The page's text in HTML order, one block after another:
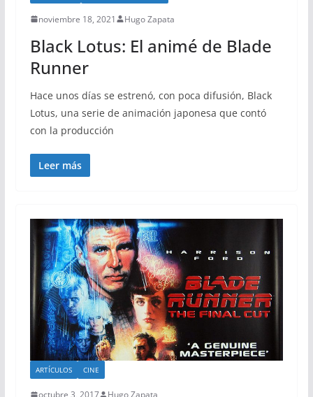
noviembre 18, 2021 Hugo Zapata
Black Lotus: El animé de Blade
Runner
Hace unos días se estrenó, con poca difusión, Black
Lotus, una serie de animación japonesa que contó
con la producción
Leer más
ARTÍCULOS CINE